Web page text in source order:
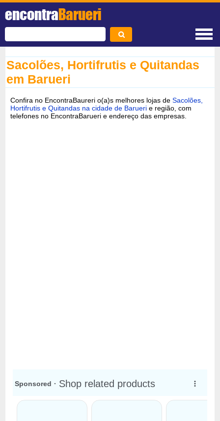
encontraBarueri
Sacolões, Hortifrutis e Quitandas
em Barueri
Confira no EncontraBaureri o(a)s melhores lojas deSacolões,
Hortifrutis e Quitandas na cidade de Barueri e região, com
telefones no EncontraBarueri e endereço das empresas.